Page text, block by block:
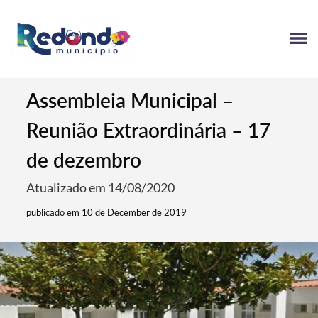
Assembleia Municipal –
Reunião Extraordinária – 17
de dezembro
Atualizado em 14/08/2020
publicado em 10 de December de 2019